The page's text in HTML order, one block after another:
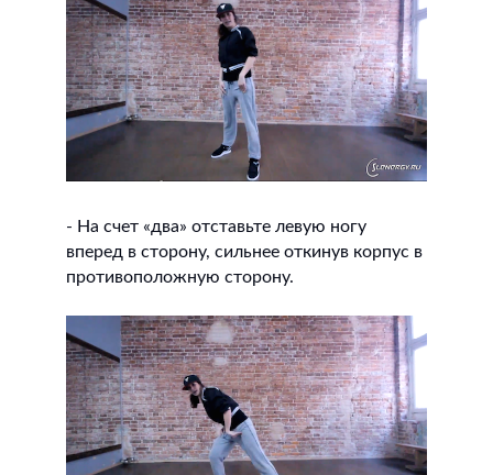
- На счет «два» отставьте левую ногу
вперед в сторону, сильнее откинув корпус в
противоположную сторону.